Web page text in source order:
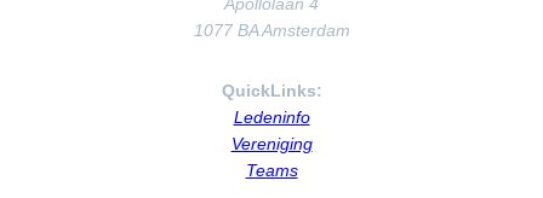
1077 BA Amsterdam
QuickLinks:
Ledeninfo
Vereniging
Teams